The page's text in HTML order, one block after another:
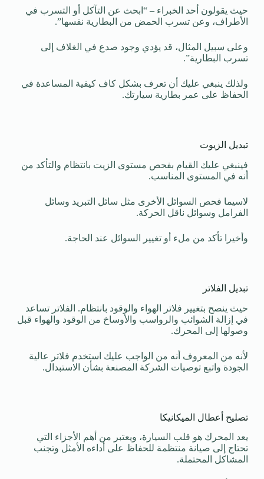
حيث يقولون أحد الخبراء – “ابحث عن التآكل أو التسرب في
الأطراف، وعن تسرب الحمض من البطارية نفسها”.
وعلى سبيل المثال، قد يؤدي وجود صدع في الغلاف إلى
تسرب البطارية”.
ولذلك ينبغي عليك أن تعرف بشكل كاف كيفية المساعدة في
الحفاظ على عمر بطارية سيارتك.
تبديل الزيوت
فينبغي عليك القيام بفحص مستوى الزيت بانتظام والتأكد من
أنه في المستوى المناسب.
لاسيما فحص السوائل الأخرى مثل سائل التبريد وسائل
الفرامل وسوائل ناقل الحركة.
وأخيرا تأكد من ملء أو تغيير السوائل عند الحاجة.
تبديل الفلاتر
حيث ينصح بتغيير فلاتر الهواء والوقود بانتظام. الفلاتر تساعد
في إزالة الشوائب والرواسب والأوساخ من الوقود والهواء قبل
وصولها إلى المحرك.
لأنه من المعروف أنه من الواجب عليك استخدم فلاتر عالية
الجودة واتبع توصيات الشركة المصنعة بشأن الاستبدال.
تصليح أعطال الميكانيكا
يعد المحرك هو قلب السيارة، ويعتبر من أهم الأجزاء التي
تحتاج إلى صيانة منتظمة للحفاظ على أداءه الأمثل وتجنب
المشاكل المحتملة.